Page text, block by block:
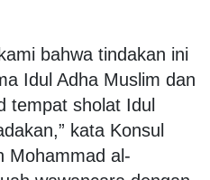
bahwa tindakan ini
Idul Adha Muslim dan
tempat sholat Idul
kata Konsul
Mohammad al-